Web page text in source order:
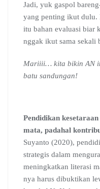
Jadi, yuk gaspol
yang penting ikut dulu.
itu bahan evaluasi biar
nggak ikut sama sekali
Mariiii… kita bikin AN
batu sandungan!
Pendidikan
mata, padahal
Suyanto (2020),
strategis dalam
meningkatkan literasi
nya harus dibuktikan